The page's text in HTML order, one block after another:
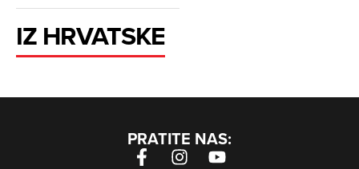
IZ HRVATSKE
PRATITE NAS: